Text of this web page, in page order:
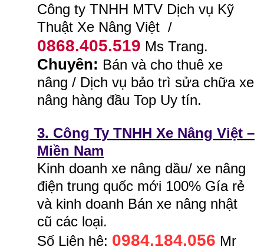
Công ty TNHH MTV Dịch vụ Kỹ
Thuật Xe Nâng Việt /
0868.405.519 Ms Trang.
Chuyên: Bán và cho thuê xe
nâng / Dịch vụ bảo trì sửa chữa xe
nâng hàng đầu Top Uy tín.
3. Công Ty TNHH Xe Nâng Việt –
Miền Nam
Kinh doanh xe nâng dầu/ xe nâng
điện trung quốc mới 100% Gía rẻ
và kinh doanh Bán xe nâng nhật
cũ các loại.
Số Liên hệ: 0984.184.056 Mr